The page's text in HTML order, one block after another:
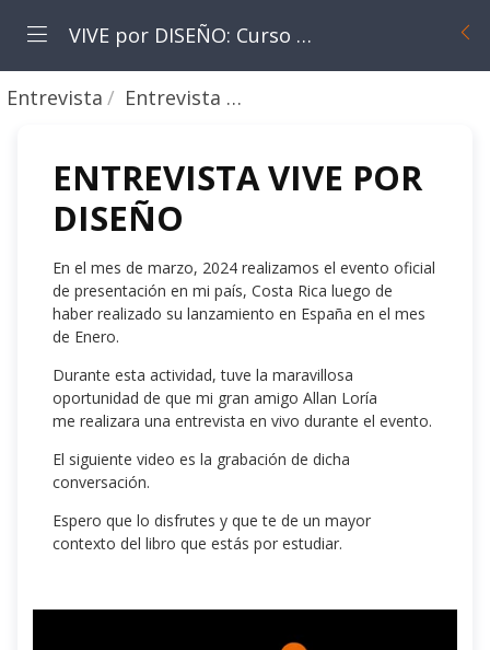
VIVE por DISEÑO: Curso de Autocoaching
Entrevista Entrevista en Evento de Presentación
ENTREVISTA VIVE POR
DISEÑO
En el mes de marzo, 2024 realizamos el evento oficial
de presentación en mi país, Costa Rica luego de
haber realizado su lanzamiento en España en el mes
de Enero.
Durante esta actividad, tuve la maravillosa
oportunidad de que mi gran amigo Allan Loría
me realizara una entrevista en vivo durante el evento.
El siguiente video es la grabación de dicha
conversación.
Espero que lo disfrutes y que te de un mayor
contexto del libro que estás por estudiar.